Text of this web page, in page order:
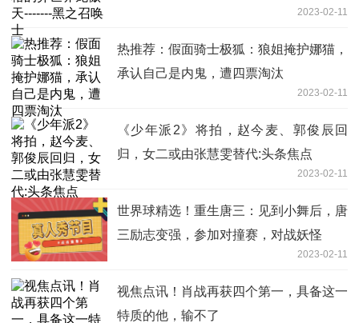
2023-02-11
热推荐：假面骑士极狐：狼姐掩护娜猫，
承认自己是内鬼，遭四票淘汰
2023-02-11
《少年派2》将拍，赵今麦、郭俊辰回
归，女二或由张慧雯替代:头条焦点
2023-02-11
世界球精选！重生唐三：见到小舞后，唐
三励志变强，参加对撞赛，对战妖怪
2023-02-11
视焦点讯！肖战再获四个第一，具备这一
特质的他，输不了